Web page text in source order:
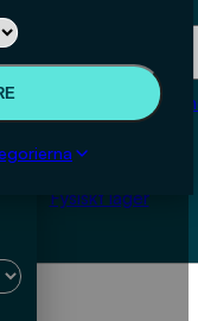
och kontakt
Om
Köpvillkor
Fysiskt lager